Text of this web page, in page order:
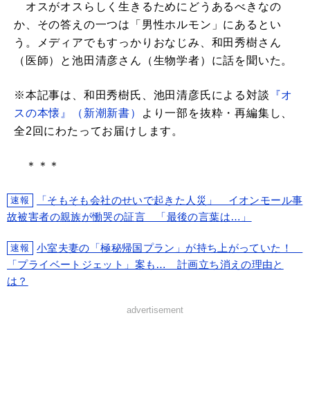
オスがオスらしく生きるためにどうあるべきなの
か、その答えの一つは「男性ホルモン」にあるとい
う。メディアでもすっかりおなじみ、和田秀樹さん
（医師）と池田清彦さん（生物学者）に話を聞いた。
※本記事は、和田秀樹氏、池田清彦氏による対談 『オ
スの本懐』（新潮新書）
より一部を抜粋・再編集し、
全2回にわたってお届けします。
＊＊＊
速報
「そもそも会社のせいで起きた人災」 イオンモール事
故被害者の親族が慟哭の証言 「最後の言葉は…」
速報
小室夫妻の「極秘帰国プラン」が持ち上がっていた！
「プライベートジェット」案も… 計画立ち消えの理由と
は？
advertisement